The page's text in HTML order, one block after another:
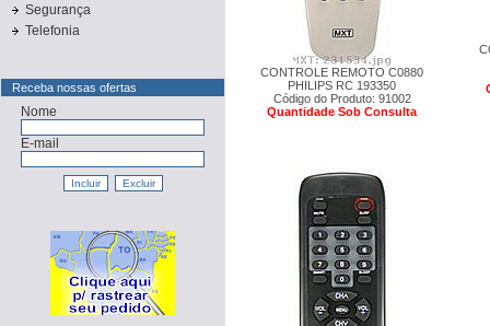
Segurança
Telefonia
Receba nossas ofertas
Nome
E-mail
CONTROLE REMOTO C0880
PHILIPS RC 193350
Código do Produto: 91002
Quantidade Sob Consulta